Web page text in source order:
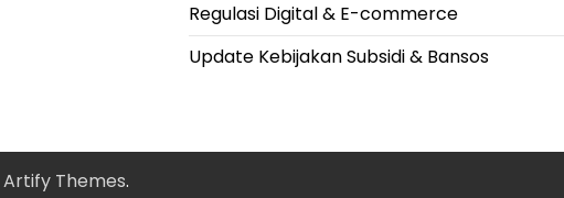
Regulasi Digital & E-commerce
Update Kebijakan Subsidi & Bansos
Artify Themes.